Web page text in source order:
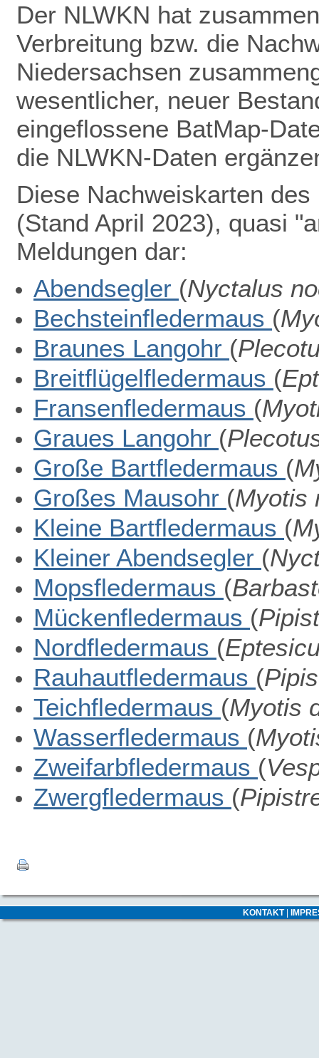
Der NLWKN hat
Verbreitung bzw. die
Niedersachsen
wesentlicher, neuer
eingeflossene BatMap-
die NLWKN-Daten
Diese Nachweiskarten
(Stand April 2023), quasi
Meldungen dar:
Abendsegler (Nyctalus
Bechsteinfledermaus (
Braunes Langohr (
Breitflügelfledermaus (
Fransenfledermaus (
Graues Langohr (
Große Bartfledermaus (
Großes Mausohr (Myotis
Kleine Bartfledermaus (
Kleiner Abendsegler (
Mopsfledermaus (
Mückenfledermaus (
Nordfledermaus (
Rauhautfledermaus (
Teichfledermaus (Myotis
Wasserfledermaus (
Zweifarbfledermaus (
Zwergfledermaus (
KONTAKT|